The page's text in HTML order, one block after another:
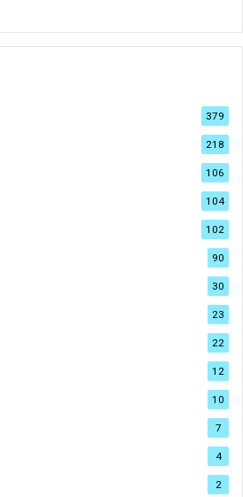
379
218
106
104
102
90
30
23
22
12
10
7
4
2